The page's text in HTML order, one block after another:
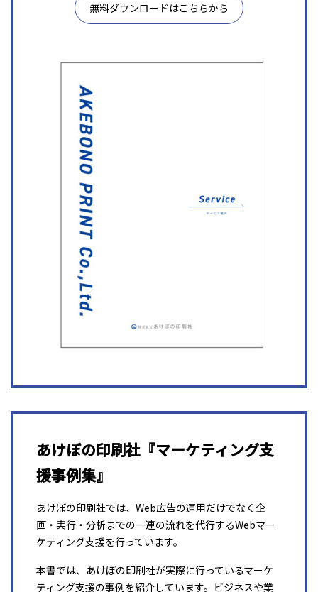
無料ダウンロードはこちらから
あけぼの印刷社『マーケティング支
援事例集』
あけぼの印刷社では、Web広告の運用だけでなく企
画・実行・分析までの一連の流れを代行するWebマー
ケティング支援を行っています。
本書では、あけぼの印刷社が実際に行っているマーケ
ティング支援の事例を紹介しています。ビジネスや業